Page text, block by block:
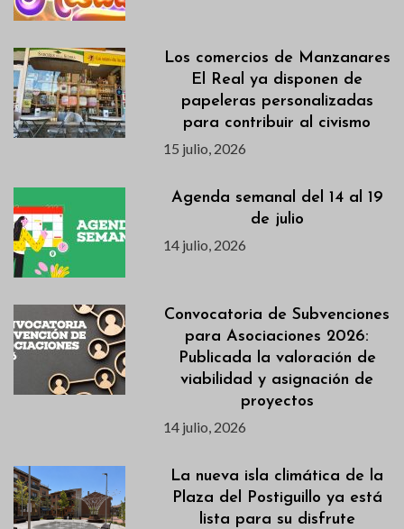
Los comercios de Manzanares
El Real ya disponen de
papeleras personalizadas
para contribuir al civismo
15 julio, 2026
Agenda semanal del 14 al 19
de julio
14 julio, 2026
Convocatoria de Subvenciones
para Asociaciones 2026:
Publicada la valoración de
viabilidad y asignación de
proyectos
14 julio, 2026
La nueva isla climática de la
Plaza del Postiguillo ya está
lista para su disfrute